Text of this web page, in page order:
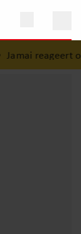
reageert